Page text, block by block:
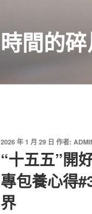
時間的碎
發
於
2026 年 1 月 29 日 作者:
“十五五”開
專包養心得
界